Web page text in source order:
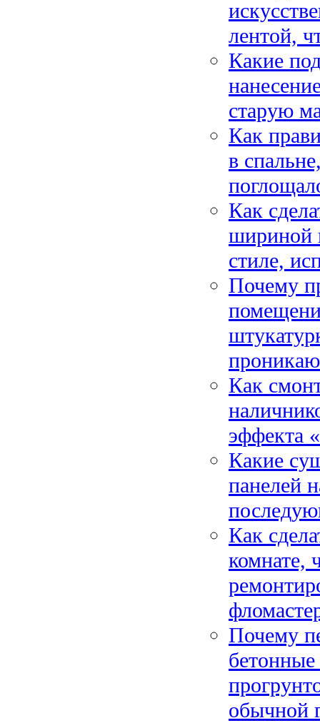
лентой,
Какие
старую
Как
в
Как
шириной
стиле,
Почему
Как
эффекта
Какие
панелей
Как
комнате,
Почему
обычной